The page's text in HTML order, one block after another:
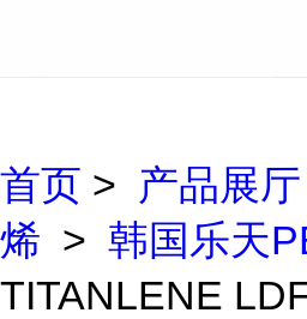
首页 > 产品展厅
烯 > 韩国乐天
TITANLENE